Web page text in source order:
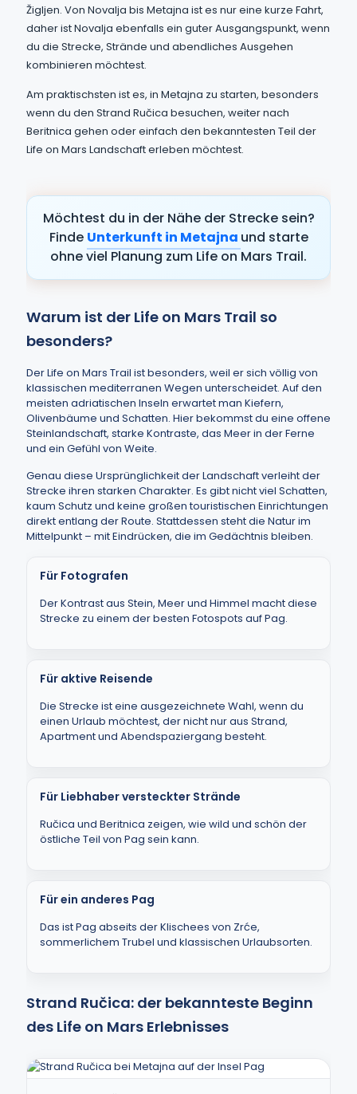
Žigljen. Von Novalja bis Metajna ist es nur eine kurze Fahrt,
daher ist Novalja ebenfalls ein guter Ausgangspunkt, wenn
du die Strecke, Strände und abendliches Ausgehen
kombinieren möchtest.
Am praktischsten ist es, in Metajna zu starten, besonders
wenn du den Strand Ručica besuchen, weiter nach
Beritnica gehen oder einfach den bekanntesten Teil der
Life on Mars Landschaft erleben möchtest.
Möchtest du in der Nähe der Strecke sein?
Finde Unterkunft in Metajna und starte
ohne viel Planung zum Life on Mars Trail.
Warum ist der Life on Mars Trail so
besonders?
Der Life on Mars Trail ist besonders, weil er sich völlig von
klassischen mediterranen Wegen unterscheidet. Auf den
meisten adriatischen Inseln erwartet man Kiefern,
Olivenbäume und Schatten. Hier bekommst du eine offene
Steinlandschaft, starke Kontraste, das Meer in der Ferne
und ein Gefühl von Weite.
Genau diese Ursprünglichkeit der Landschaft verleiht der
Strecke ihren starken Charakter. Es gibt nicht viel Schatten,
kaum Schutz und keine großen touristischen Einrichtungen
direkt entlang der Route. Stattdessen steht die Natur im
Mittelpunkt – mit Eindrücken, die im Gedächtnis bleiben.
Für Fotografen
Der Kontrast aus Stein, Meer und Himmel macht diese
Strecke zu einem der besten Fotospots auf Pag.
Für aktive Reisende
Die Strecke ist eine ausgezeichnete Wahl, wenn du
einen Urlaub möchtest, der nicht nur aus Strand,
Apartment und Abendspaziergang besteht.
Für Liebhaber versteckter Strände
Ručica und Beritnica zeigen, wie wild und schön der
östliche Teil von Pag sein kann.
Für ein anderes Pag
Das ist Pag abseits der Klischees von Zrće,
sommerlichem Trubel und klassischen Urlaubsorten.
Strand Ručica: der bekannteste Beginn
des Life on Mars Erlebnisses